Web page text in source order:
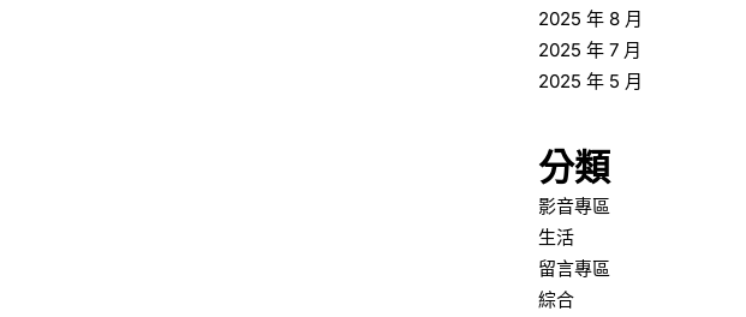
2025 年 8 月
2025 年 7 月
2025 年 5 月
分類
影音專區
生活
留言專區
綜合